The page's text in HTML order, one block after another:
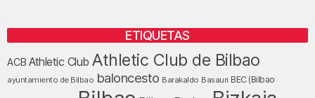
ETIQUETAS
ACB Athletic Club Athletic Club de Bilbao
ayuntamiento de Bilbao baloncesto Barakaldo Basauri BEC (Bilbao